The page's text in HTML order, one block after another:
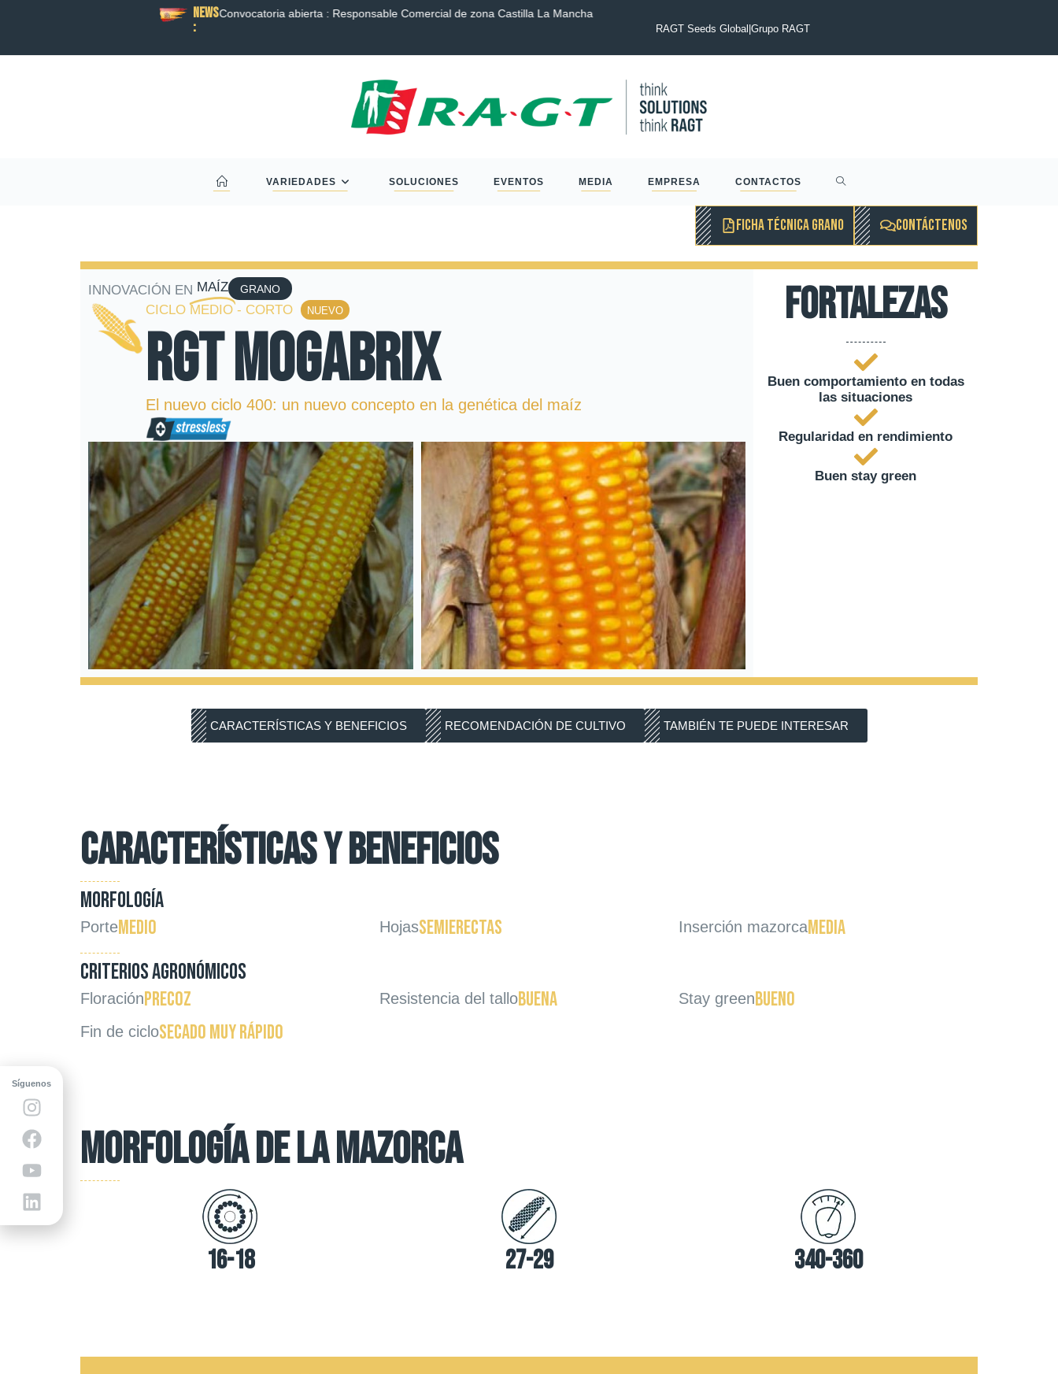
News
:
ENTRE RAGT Y BAYER PARA
DA UN NUEVO PASO ADELANTE.
Convocatoria abierta : Responsable Comercial de zona Castilla La Mancha
RAGT del negocio de semillas de cebada maltera de dos carreras de Syngenta
RAGT Seeds Global |Grupo RAGT
VARIEDADES SOLUCIONES EVENTOS MEDIA EMPRESA CONTACTOS
FICHA TÉCNICA GRANO CONTÁCTENOS
INNOVACIÓN EN MAÍZ GRANO
CICLO MEDIO - CORTO NUEVO
RGT MOGABRIX
El nuevo ciclo 400: un nuevo concepto en la genética del maíz
Fortalezas
Buen comportamiento en todas
las situaciones
Regularidad en rendimiento
Buen stay green
CARACTERÍSTICAS Y BENEFICIOS RECOMENDACIÓN DE CULTIVO TAMBIÉN TE PUEDE INTERESAR
CARACTERÍSTICAS Y BENEFICIOS
MORFOLOGÍA
PorteMedio HojasSemierectas Inserción mazorcaMedia
CRITERIOS AGRONÓMICOS
FloraciónPrecoz Resistencia del talloBuena Stay greenBueno
Fin de cicloSecado muy rápido
Morfología de la mazorca
16-18 27-29 340-360
Síguenos